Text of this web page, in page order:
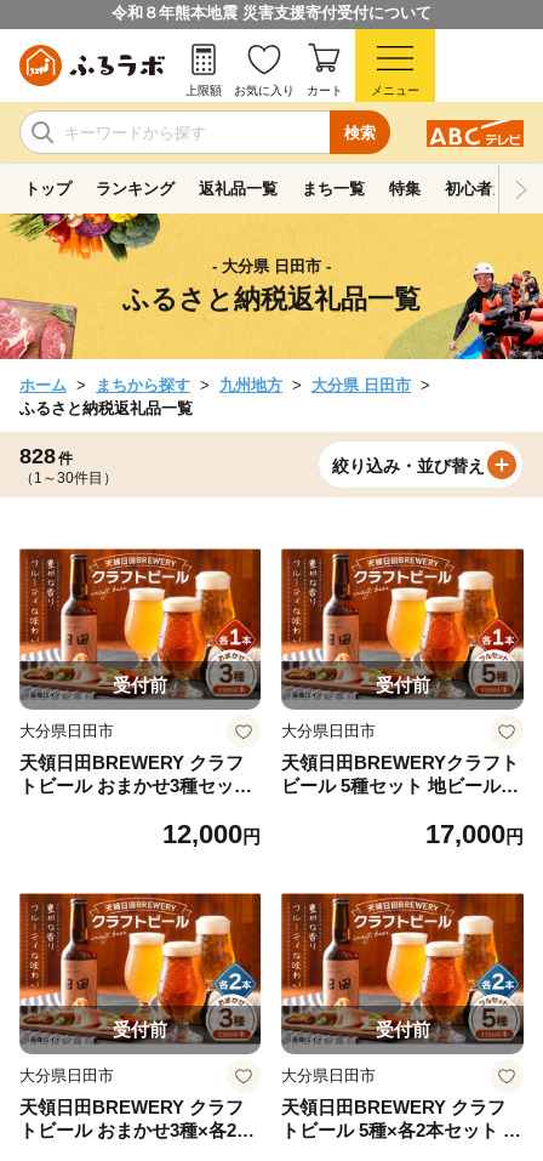
令和８年熊本地震 災害支援寄付受付について
検索
上限額 お気に入り カート メニュー
トップ ランキング 返礼品一覧 まち一覧 特集 初心者ガイド
- 大分県 日田市 -
ふるさと納税返礼品一覧
ホーム まちから探す 九州地方
大分県 日田市
ふるさと納税返礼品一覧
828件
（1～30件目）
絞り込み・並び替え
受付前
大分県日田市
天領日田BREWERY クラフ
トビール おまかせ3種セット
み比べ 日田市 / 株式会社HK
12,000円
受付前
大分県日田市
天領日田BREWERYクラフト
ビール 5種セット 地ビール
田市 / 株式会社HK企画 [ARD
17,000円
受付前
大分県日田市
天領日田BREWERY クラフ
トビール おまかせ3種×各2本
受付前
大分県日田市
天領日田BREWERY クラフ
トビール 5種×各2本セット 地